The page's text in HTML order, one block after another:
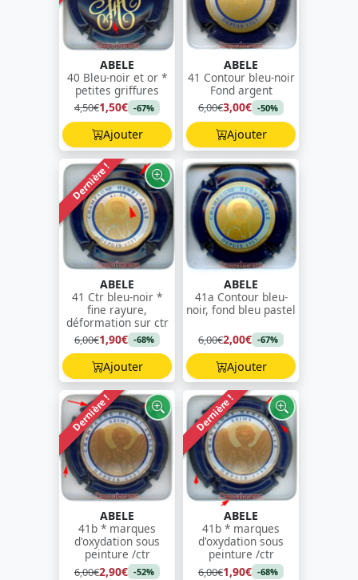
ABELE
40 Bleu-noir et or *
petites griffures
4,50€1,50€ -67%
Ajouter
ABELE
41 Contour bleu-noir
Fond argent
6,00€3,00€ -50%
Ajouter
Dernière !
ABELE
41 Ctr bleu-noir *
fine rayure,
déformation sur ctr
6,00€1,90€ -68%
Ajouter
ABELE
41a Contour bleu-
noir, fond bleu pastel
6,00€2,00€ -67%
Ajouter
Dernière !
ABELE
41b * marques
d'oxydation sous
peinture /ctr
6,00€2,90€ -52%
Dernière !
ABELE
41b * marques
d'oxydation sous
peinture /ctr
6,00€1,90€ -68%